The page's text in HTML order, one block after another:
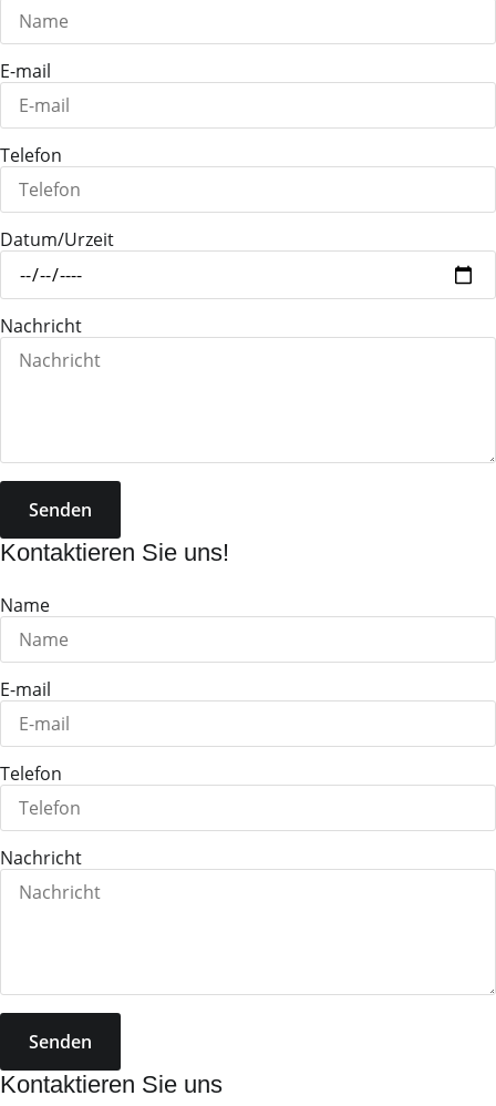
E-mail
Telefon
Datum/Urzeit
Nachricht
Senden
Kontaktieren Sie uns!
Name
E-mail
Telefon
Nachricht
Senden
Kontaktieren Sie uns